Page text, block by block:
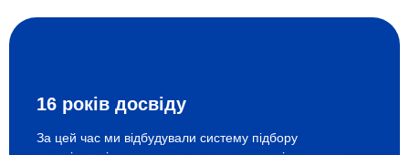
16 років досвіду
За цей час ми відбудували систему підбору